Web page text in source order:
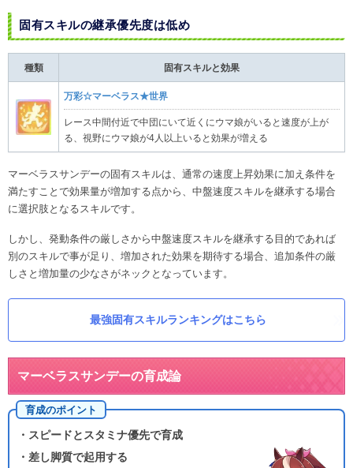
固有スキルの継承優先度は低め
種類 固有スキルと効果
万彩☆マーベラス★世界
レース中間付近で中団にいて近くにウマ娘がいると速度が上が
る、視野にウマ娘が4人以上いると効果が増える
マーベラスサンデーの固有スキルは、通常の速度上昇効果に加え条件を
満たすことで効果量が増加する点から、中盤速度スキルを継承する場合
に選択肢となるスキルです。
しかし、発動条件の厳しさから中盤速度スキルを継承する目的であれば
別のスキルで事が足り、増加された効果を期待する場合、追加条件の厳
しさと増加量の少なさがネックとなっています。
最強固有スキルランキングはこちら
マーベラスサンデーの育成論
育成のポイント
・スピードとスタミナ優先で育成
・差し脚質で起用する